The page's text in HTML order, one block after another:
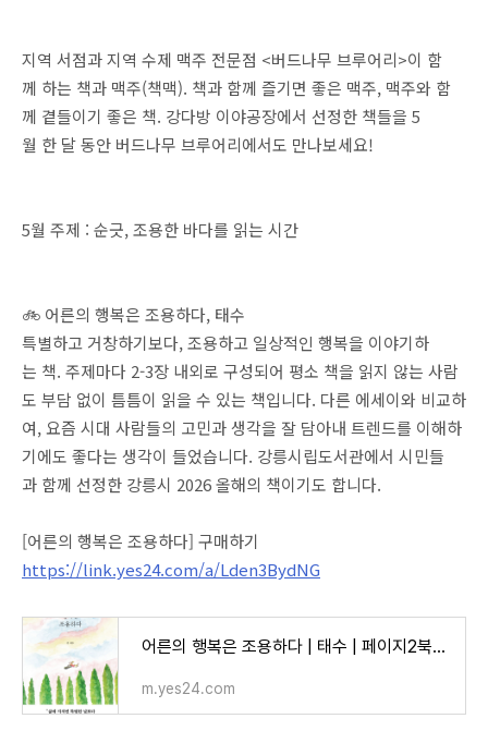
지역 서점과 지역 수제 맥주 전문점 <버드나무 브루어리>이 함
께 하는 책과 맥주(책맥). 책과 함께 즐기면 좋은 맥주, 맥주와 함
께 곁들이기 좋은 책. 강다방 이야공장에서 선정한 책들을 5
월 한 달 동안 버드나무 브루어리에서도 만나보세요!
5월 주제 : 순긋, 조용한 바다를 읽는 시간
🚲 어른의 행복은 조용하다, 태수
특별하고 거창하기보다, 조용하고 일상적인 행복을 이야기하
는 책. 주제마다 2-3장 내외로 구성되어 평소 책을 읽지 않는 사람
도 부담 없이 틈틈이 읽을 수 있는 책입니다. 다른 에세이와 비교하
여, 요즘 시대 사람들의 고민과 생각을 잘 담아내 트렌드를 이해하
기에도 좋다는 생각이 들었습니다. 강릉시립도서관에서 시민들
과 함께 선정한 강릉시 2026 올해의 책이기도 합니다.
[어른의 행복은 조용하다] 구매하기
https://link.yes24.com/a/Lden3BydNG
어른의 행복은 조용하다 | 태수 | 페이지2북스 - 예스24
m.yes24.com